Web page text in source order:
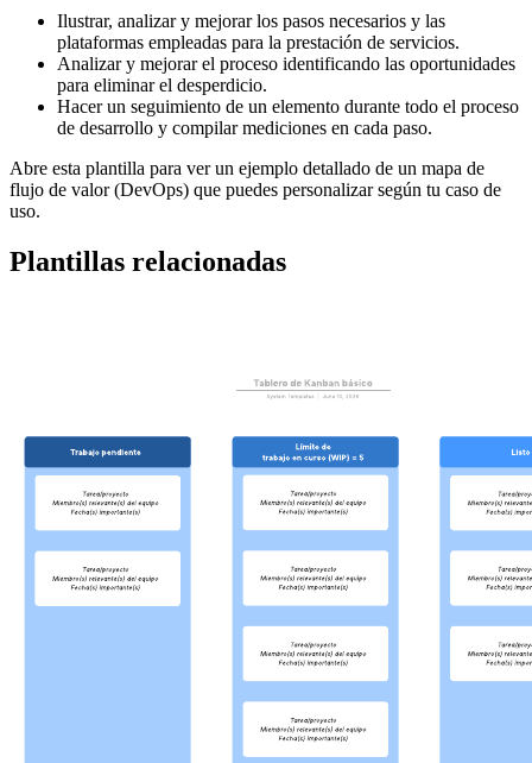
Ilustrar, analizar y mejorar los pasos necesarios y las
plataformas empleadas para la prestación de servicios.
Analizar y mejorar el proceso identificando las oportunidades
para eliminar el desperdicio.
Hacer un seguimiento de un elemento durante todo el proceso
de desarrollo y compilar mediciones en cada paso.
Abre esta plantilla para ver un ejemplo detallado de un mapa de
flujo de valor (DevOps) que puedes personalizar según tu caso de
uso.
Plantillas relacionadas